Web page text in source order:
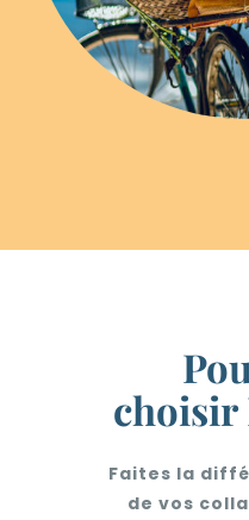
choisir
Faites la
de vos